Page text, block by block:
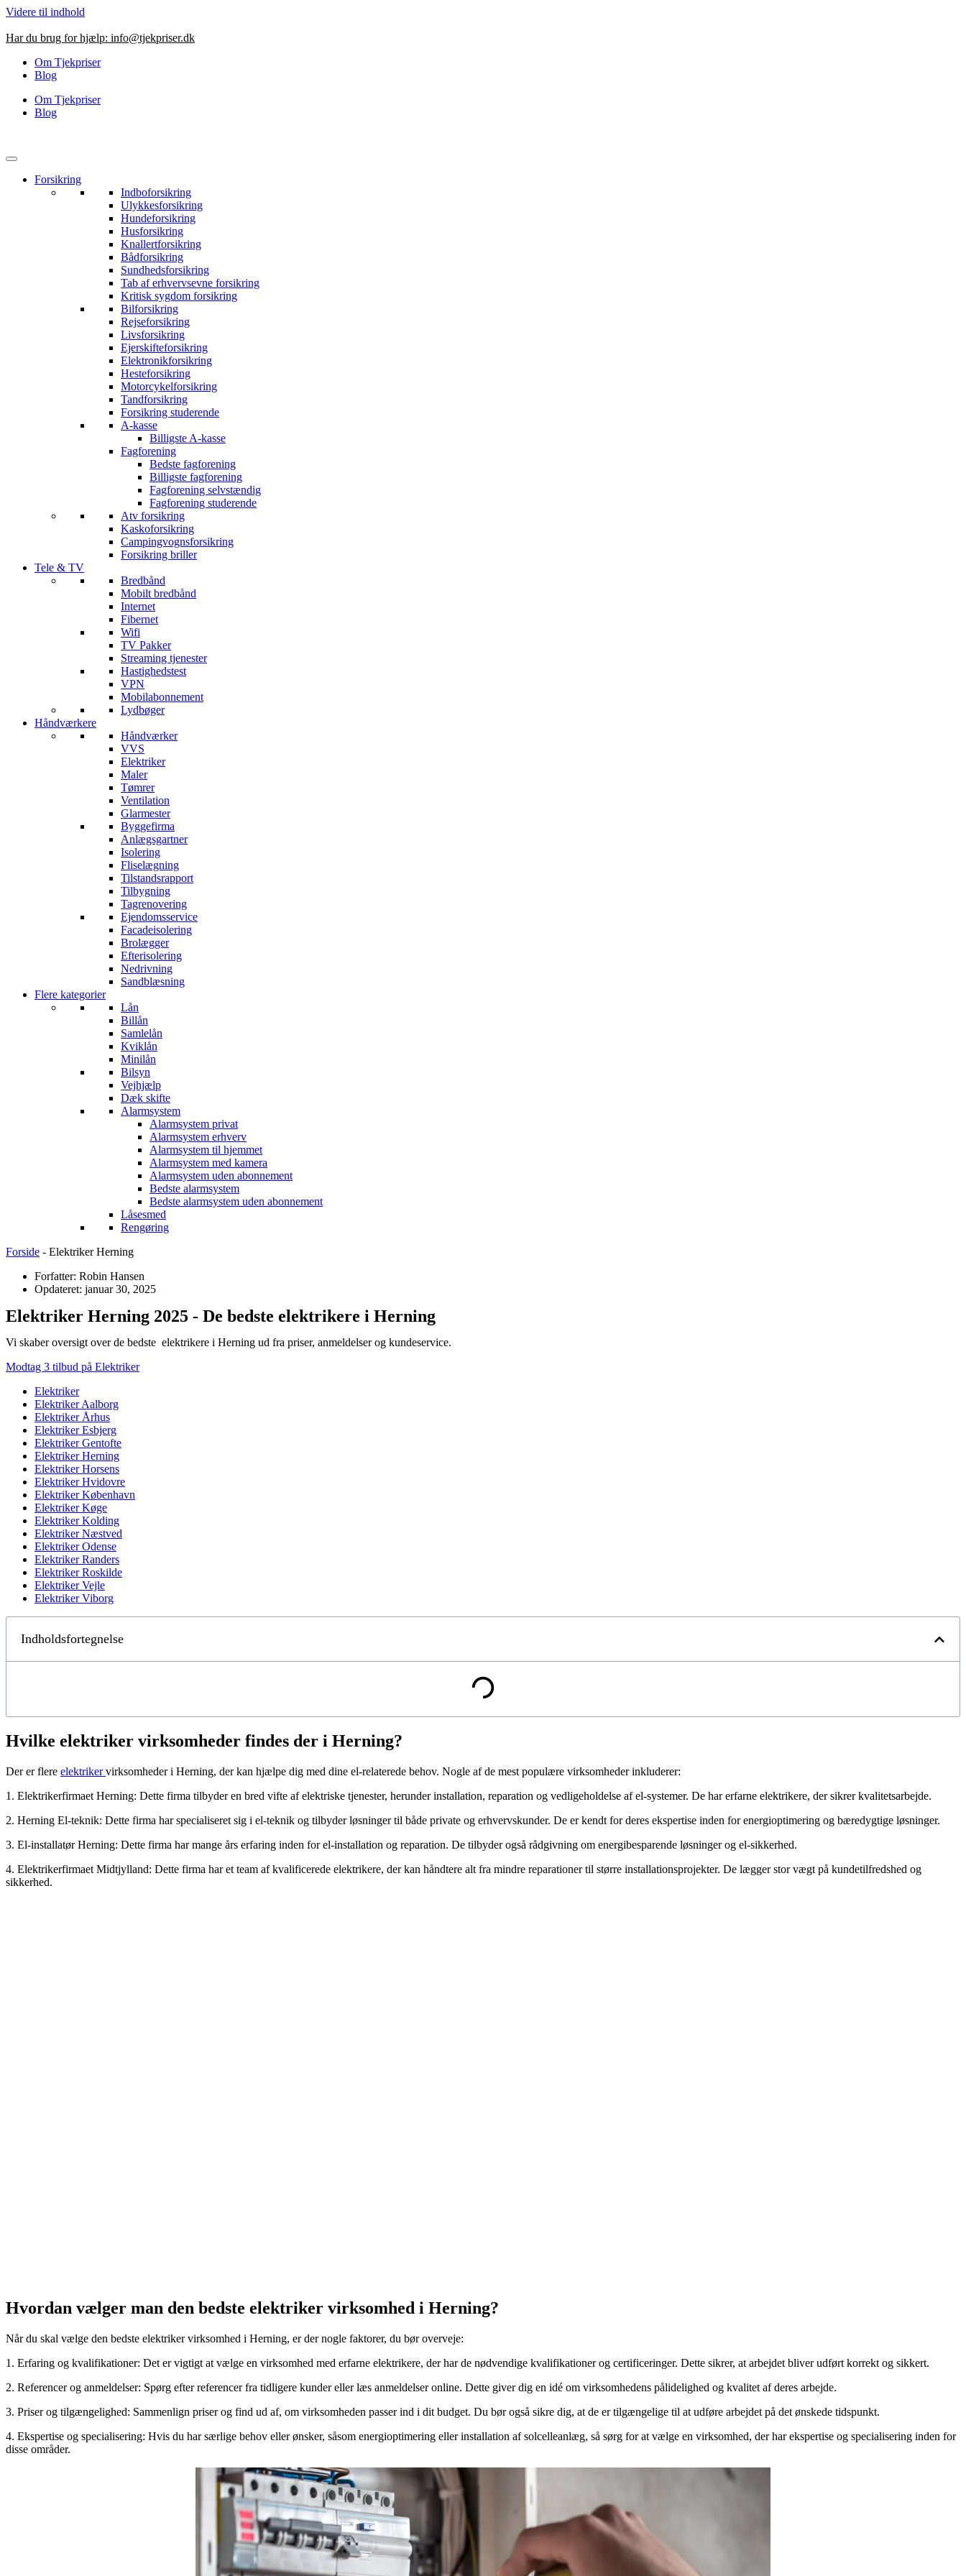
Videre til indhold
Har du brug for hjælp: info@tjekpriser.dk
Om Tjekpriser
Blog
Om Tjekpriser
Blog
Forsikring
Indboforsikring
Ulykkesforsikring
Hundeforsikring
Husforsikring
Knallertforsikring
Bådforsikring
Sundhedsforsikring
Tab af erhvervsevne forsikring
Kritisk sygdom forsikring
Bilforsikring
Rejseforsikring
Livsforsikring
Ejerskifteforsikring
Elektronikforsikring
Hesteforsikring
Motorcykelforsikring
Tandforsikring
Forsikring studerende
A-kasse
Billigste A-kasse
Fagforening
Bedste fagforening
Billigste fagforening
Fagforening selvstændig
Fagforening studerende
Atv forsikring
Kaskoforsikring
Campingvognsforsikring
Forsikring briller
Tele & TV
Bredbånd
Mobilt bredbånd
Internet
Fibernet
Wifi
TV Pakker
Streaming tjenester
Hastighedstest
VPN
Mobilabonnement
Lydbøger
Håndværkere
Håndværker
VVS
Elektriker
Maler
Tømrer
Ventilation
Glarmester
Byggefirma
Anlægsgartner
Isolering
Fliselægning
Tilstandsrapport
Tilbygning
Tagrenovering
Ejendomsservice
Facadeisolering
Brolægger
Efterisolering
Nedrivning
Sandblæsning
Flere kategorier
Lån
Billån
Samlelån
Kviklån
Minilån
Bilsyn
Vejhjælp
Dæk skifte
Alarmsystem
Alarmsystem privat
Alarmsystem erhverv
Alarmsystem til hjemmet
Alarmsystem med kamera
Alarmsystem uden abonnement
Bedste alarmsystem
Bedste alarmsystem uden abonnement
Låsesmed
Rengøring
Forside - Elektriker Herning
Forfatter: Robin Hansen
Opdateret: januar 30, 2025
Elektriker Herning 2025 - De bedste elektrikere i Herning
Vi skaber oversigt over de bedste elektrikere i Herning ud fra priser, anmeldelser og kundeservice.
Modtag 3 tilbud på Elektriker
Elektriker
Elektriker Aalborg
Elektriker Århus
Elektriker Esbjerg
Elektriker Gentofte
Elektriker Herning
Elektriker Horsens
Elektriker Hvidovre
Elektriker København
Elektriker Køge
Elektriker Kolding
Elektriker Næstved
Elektriker Odense
Elektriker Randers
Elektriker Roskilde
Elektriker Vejle
Elektriker Viborg
Indholdsfortegnelse
Hvilke elektriker virksomheder findes der i Herning?
Der er flere elektrikervirksomheder i Herning, der kan hjælpe dig med dine el-relaterede behov. Nogle af de mest populære virksomheder inkluderer:
1. Elektrikerfirmaet Herning: Dette firma tilbyder en bred vifte af elektriske tjenester, herunder installation, reparation og vedligeholdelse af el-systemer. De har erfarne elektrikere, der sikrer kvalitetsarbejde.
2. Herning El-teknik: Dette firma har specialiseret sig i el-teknik og tilbyder løsninger til både private og erhvervskunder. De er kendt for deres ekspertise inden for energioptimering og bæredygtige løsninger.
3. El-installatør Herning: Dette firma har mange års erfaring inden for el-installation og reparation. De tilbyder også rådgivning om energibesparende løsninger og el-sikkerhed.
4. Elektrikerfirmaet Midtjylland: Dette firma har et team af kvalificerede elektrikere, der kan håndtere alt fra mindre reparationer til større installationsprojekter. De lægger stor vægt på kundetilfredshed og
sikkerhed.
Hvordan vælger man den bedste elektriker virksomhed i Herning?
Når du skal vælge den bedste elektriker virksomhed i Herning, er der nogle faktorer, du bør overveje:
1. Erfaring og kvalifikationer: Det er vigtigt at vælge en virksomhed med erfarne elektrikere, der har de nødvendige kvalifikationer og certificeringer. Dette sikrer, at arbejdet bliver udført korrekt og sikkert.
2. Referencer og anmeldelser: Spørg efter referencer fra tidligere kunder eller læs anmeldelser online. Dette giver dig en idé om virksomhedens pålidelighed og kvalitet af deres arbejde.
3. Priser og tilgængelighed: Sammenlign priser og find ud af, om virksomheden passer ind i dit budget. Du bør også sikre dig, at de er tilgængelige til at udføre arbejdet på det ønskede tidspunkt.
4. Ekspertise og specialisering: Hvis du har særlige behov eller ønsker, såsom energioptimering eller installation af solcelleanlæg, så sørg for at vælge en virksomhed, der har ekspertise og specialisering inden for
disse områder.